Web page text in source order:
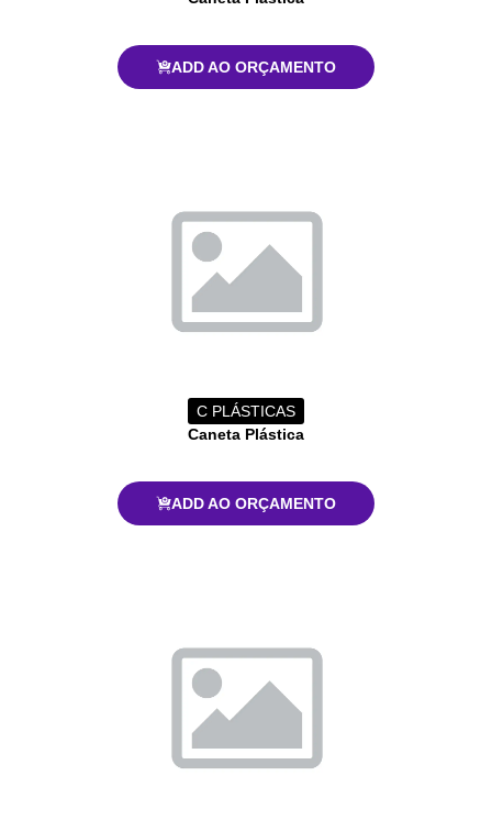
ADD AO ORÇAMENTO
C PLÁSTICAS
Caneta Plástica
ADD AO ORÇAMENTO